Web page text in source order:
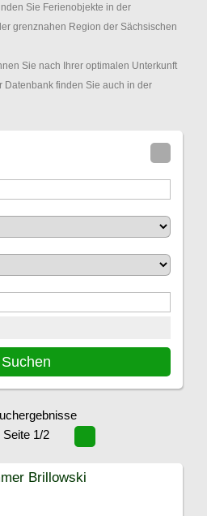
Sie Ferienobjekte in der
grenznahen Region der Sächsischen
Sie nach Ihrer optimalen Unterkunft
Datenbank finden Sie auch in der
Seite 1/2
Brillowski